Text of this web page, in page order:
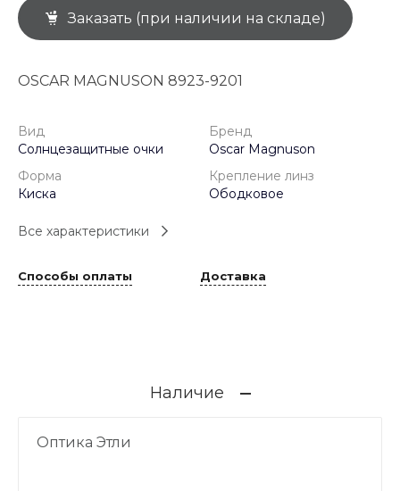
Заказать (при наличии на складе)
OSCAR MAGNUSON 8923-9201
Вид
Солнцезащитные очки
Бренд
Oscar Magnuson
Форма
Киска
Крепление линз
Ободковое
Все характеристики
Способы оплаты Доставка
Наличие
Оптика Этли